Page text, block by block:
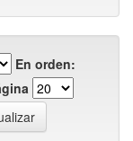
En orden: